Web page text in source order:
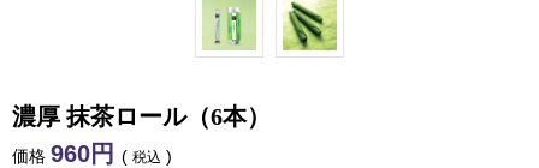
濃厚 抹茶ロール（6本）
価格 960 税込